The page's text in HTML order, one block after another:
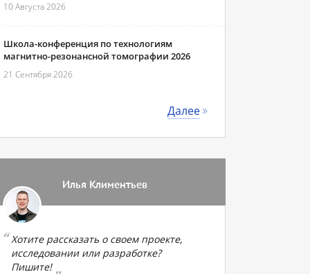
10 Августа 2026
Школа-конференция по технологиям
магнитно-резонансной томографии 2026
21 Сентября 2026
Далее
Илья Климентьев
Хотите рассказать о своем проекте,
исследовании или разработке?
Пишите!